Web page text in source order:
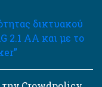
δικτυακού
2.1 AA και με το